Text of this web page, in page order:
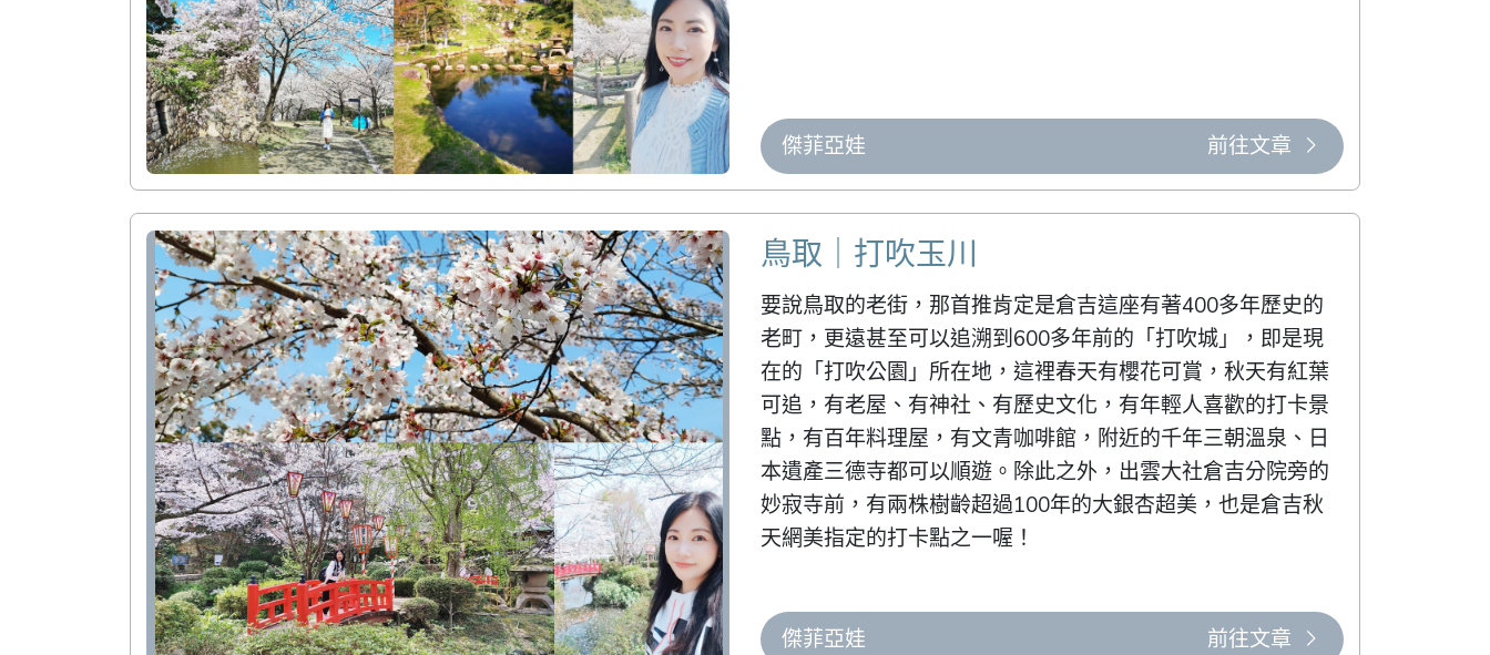
傑菲亞娃 前往文章
鳥取｜打吹玉川
要說鳥取的老街，那首推肯定是倉吉這座有著400多年歷史的
老町，更遠甚至可以追溯到600多年前的「打吹城」，即是現
在的「打吹公園」所在地，這裡春天有櫻花可賞，秋天有紅葉
可追，有老屋、有神社、有歷史文化，有年輕人喜歡的打卡景
點，有百年料理屋，有文青咖啡館，附近的千年三朝溫泉、日
本遺產三德寺都可以順遊。除此之外，出雲大社倉吉分院旁的
妙寂寺前，有兩株樹齡超過100年的大銀杏超美，也是倉吉秋
天網美指定的打卡點之一喔！
傑菲亞娃 前往文章